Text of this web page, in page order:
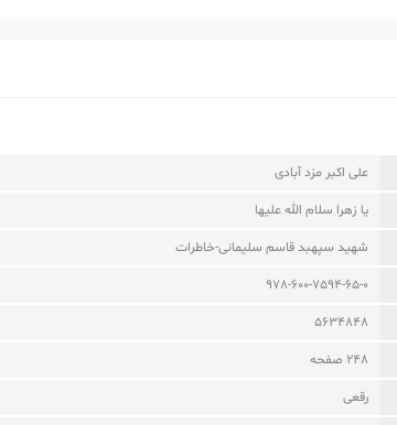
علی اکبر مزد آبادی
یا زهرا سلام الله علیها
شهید سپهبد قاسم سلیمانی-خاطرات
978-600-7594-65-0
5634848
248 صفحه
رقعی